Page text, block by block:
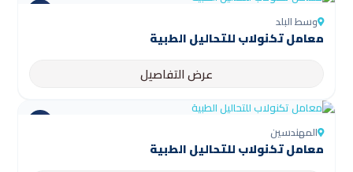
وسط البلد
معامل تكنولاب للتحاليل الطبية
عرض التفاصيل
المهندسين
معامل تكنولاب للتحاليل الطبية